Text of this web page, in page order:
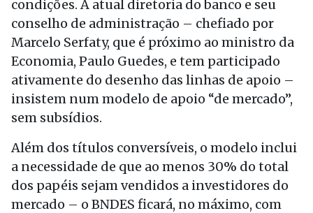
condições. A atual diretoria do banco e seu
conselho de administração – chefiado por
Marcelo Serfaty, que é próximo ao ministro da
Economia, Paulo Guedes, e tem participado
ativamente do desenho das linhas de apoio –
insistem num modelo de apoio “de mercado”,
sem subsídios.
Além dos títulos conversíveis, o modelo inclui
a necessidade de que ao menos 30% do total
dos papéis sejam vendidos a investidores do
mercado – o BNDES ficará, no máximo, com